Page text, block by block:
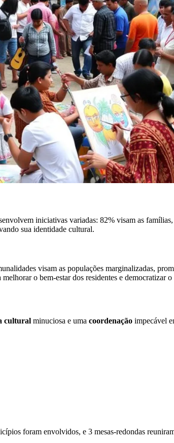
iniciativas variadas: 82% visam as
sua identidade cultural.
visam as populações marginalizadas,
o bem-estar dos residentes e democratizar o
cultural minuciosa e uma coordenação impecável
foram envolvidos, e 3 mesas-redondas